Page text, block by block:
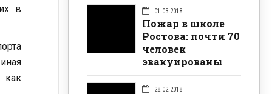
в
как
01.03.2018
Пожар в школе
Ростова: почти 70
человек
эвакуированы
28.02.2018